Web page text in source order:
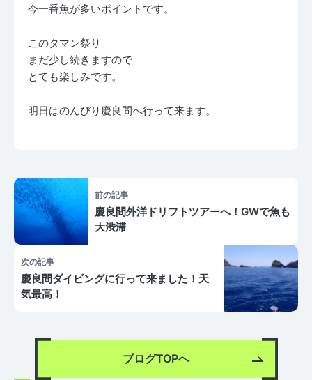
今一番魚が多いポイントです。
このタマン祭り
まだ少し続きますので
とても楽しみです。
明日はのんびり慶良間へ行って来ます。
前の記事
慶良間外洋ドリフトツアーへ！GWで魚も
大渋滞
次の記事
慶良間ダイビングに行って来ました！天
気最高！
ブログTOPへ